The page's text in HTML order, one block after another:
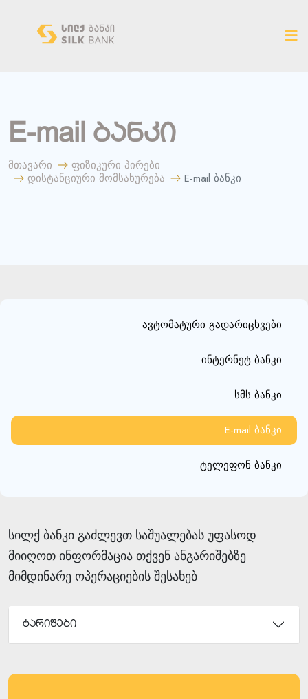
E-mail ბანკი
მთავარი
ფიზიკური პირები
დისტანციური მომსახურება
E-mail ბანკი
ავტომატური გადარიცხვები
ინტერნეტ ბანკი
სმს ბანკი
E-mail ბანკი
ტელეფონ ბანკი
სილქ ბანკი გაძლევთ საშუალებას უფასოდ
მიიღოთ ინფორმაცია თქვენ ანგარიშებზე
მიმდინარე ოპერაციების შესახებ
ტარიფები